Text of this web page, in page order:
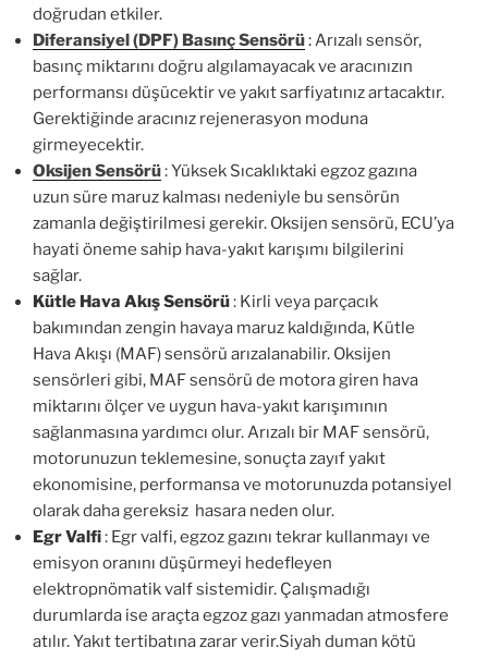
doğrudan etkiler.
Diferansiyel (DPF) Basınç Sensörü:Arızalı sensör,
basınç miktarını doğru algılamayacak ve aracınızın
performansı düşücektir ve yakıt sarfiyatınız artacaktır.
Gerektiğinde aracınız rejenerasyon moduna
girmeyecektir.
Oksijen Sensörü: Yüksek Sıcaklıktaki egzoz gazına
uzun süre maruz kalması nedeniyle bu sensörün
zamanla değiştirilmesi gerekir. Oksijen sensörü, ECU’ya
hayati öneme sahip hava-yakıt karışımı bilgilerini
sağlar.
Kütle Hava Akış Sensörü: Kirli veya parçacık
bakımından zengin havaya maruz kaldığında, Kütle
Hava Akışı (MAF) sensörü arızalanabilir. Oksijen
sensörleri gibi, MAF sensörü de motora giren hava
miktarını ölçer ve uygun hava-yakıt karışımının
sağlanmasına yardımcı olur. Arızalı bir MAF sensörü,
motorunuzun teklemesine, sonuçta zayıf yakıt
ekonomisine, performansa ve motorunuzda potansiyel
olarak daha gereksiz hasara neden olur.
Egr Valfi: Egr valfi, egzoz gazını tekrar kullanmayı ve
emisyon oranını düşürmeyi hedefleyen
elektropnömatik valf sistemidir. Çalışmadığı
durumlarda ise araçta egzoz gazı yanmadan atmosfere
atılır. Yakıt tertibatına zarar verir.Siyah duman kötü